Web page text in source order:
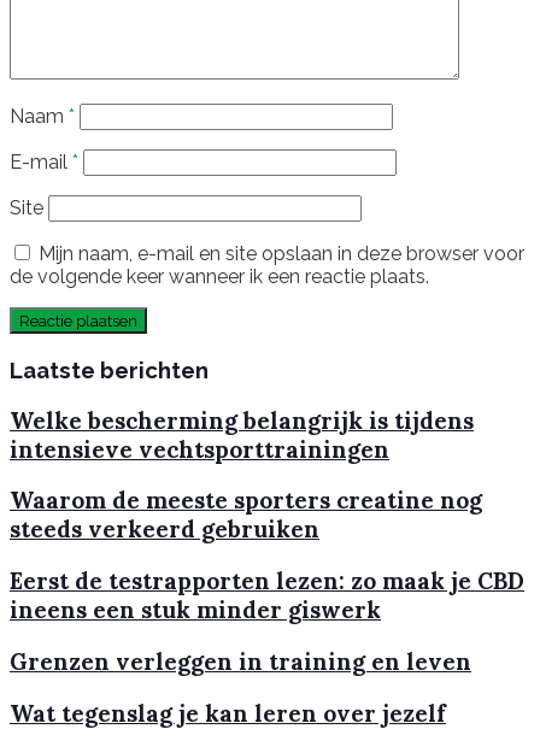
Naam *
E-mail *
Site
Mijn naam, e-mail en site opslaan in deze browser voor
de volgende keer wanneer ik een reactie plaats.
Laatste berichten
Welke bescherming belangrijk is tijdens
intensieve vechtsporttrainingen
Waarom de meeste sporters creatine nog
steeds verkeerd gebruiken
Eerst de testrapporten lezen: zo maak je CBD
ineens een stuk minder giswerk
Grenzen verleggen in training en leven
Wat tegenslag je kan leren over jezelf